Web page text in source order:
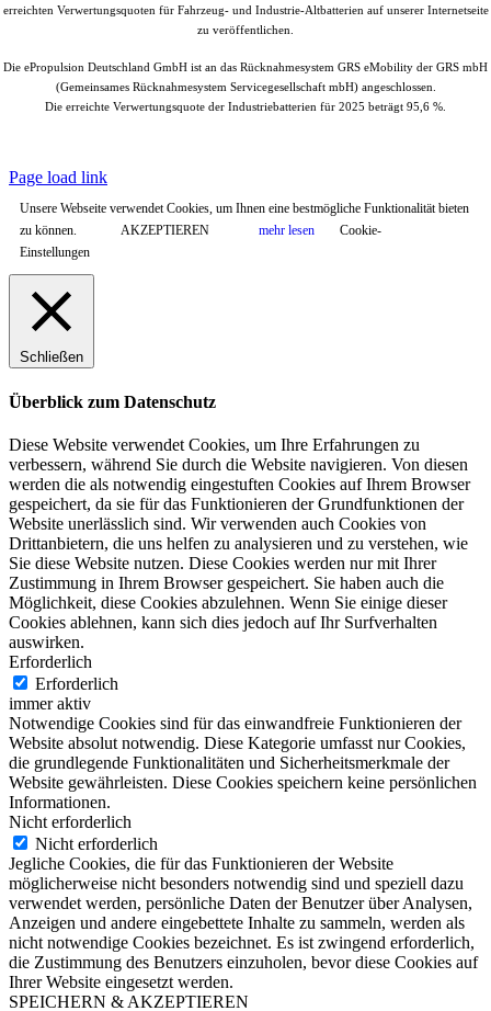
erreichten Verwertungsquoten für Fahrzeug- und Industrie-Altbatterien auf unserer Internetseite
zu veröffentlichen.
Die ePropulsion Deutschland GmbH ist an das Rücknahmesystem GRS eMobility der GRS mbH
(Gemeinsames Rücknahmesystem Servicegesellschaft mbH) angeschlossen.
Die erreichte Verwertungsquote der Industriebatterien für 2025 beträgt 95,6 %.
Page load link
Unsere Webseite verwendet Cookies, um Ihnen eine bestmögliche Funktionalität bieten
zu können.
AKZEPTIEREN mehr lesen
Cookie-
Einstellungen
Schließen
Überblick zum Datenschutz
Diese Website verwendet Cookies, um Ihre Erfahrungen zu
verbessern, während Sie durch die Website navigieren. Von diesen
werden die als notwendig eingestuften Cookies auf Ihrem Browser
gespeichert, da sie für das Funktionieren der Grundfunktionen der
Website unerlässlich sind. Wir verwenden auch Cookies von
Drittanbietern, die uns helfen zu analysieren und zu verstehen, wie
Sie diese Website nutzen. Diese Cookies werden nur mit Ihrer
Zustimmung in Ihrem Browser gespeichert. Sie haben auch die
Möglichkeit, diese Cookies abzulehnen. Wenn Sie einige dieser
Cookies ablehnen, kann sich dies jedoch auf Ihr Surfverhalten
auswirken.
Erforderlich
Erforderlich
immer aktiv
Notwendige Cookies sind für das einwandfreie Funktionieren der
Website absolut notwendig. Diese Kategorie umfasst nur Cookies,
die grundlegende Funktionalitäten und Sicherheitsmerkmale der
Website gewährleisten. Diese Cookies speichern keine persönlichen
Informationen.
Nicht erforderlich
Nicht erforderlich
Jegliche Cookies, die für das Funktionieren der Website
möglicherweise nicht besonders notwendig sind und speziell dazu
verwendet werden, persönliche Daten der Benutzer über Analysen,
Anzeigen und andere eingebettete Inhalte zu sammeln, werden als
nicht notwendige Cookies bezeichnet. Es ist zwingend erforderlich,
die Zustimmung des Benutzers einzuholen, bevor diese Cookies auf
Ihrer Website eingesetzt werden.
SPEICHERN & AKZEPTIEREN